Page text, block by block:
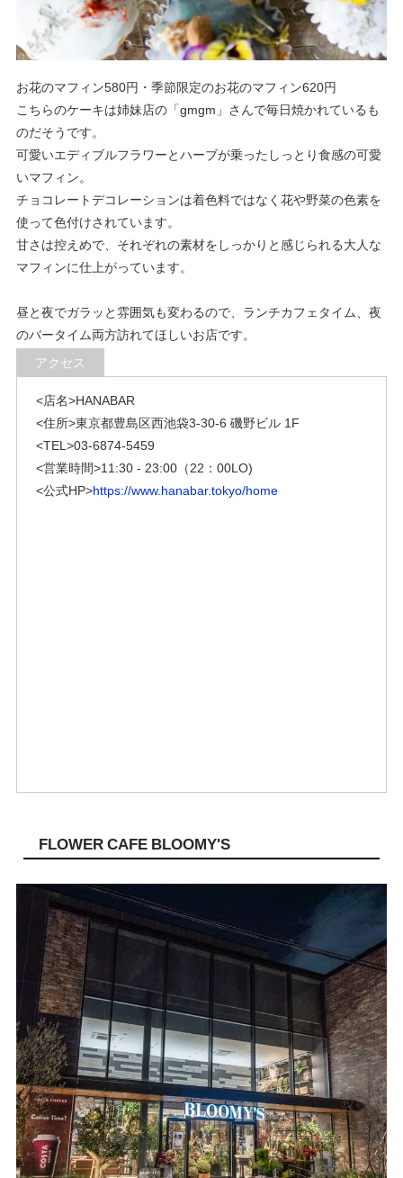
お花のマフィン580円・季節限定のお花のマフィン620円
こちらのケーキは姉妹店の「 gmgm」さんで毎日焼かれているも
のだそうです。
可愛いエディブルフラワーとハーブが乗ったしっとり食感の可愛
いマフィン。
チョコレートデコレーションは着色料ではなく花や野菜の色素を
使って色付けされています。
甘さは控えめで、それぞれの素材をしっかりと感じられる大人な
マフィンに仕上がっています。
昼と夜でガラッと雰囲気も変わるので、ランチカフェタイム、夜
のバータイム両方訪れてほしいお店です。
アクセス
<店名>HANABAR
<住所>東京都豊島区西池袋3-30-6 磯野ビル 1F
<TEL>03-6874-5459
<営業時間>11:30 - 23:00（22：00LO)
<公式HP>https://www.hanabar.tokyo/home
FLOWER CAFE BLOOMY'S